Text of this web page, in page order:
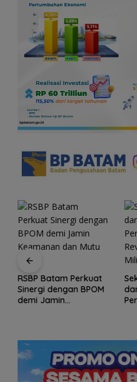
RSBP Batam Perkuat
Sinergi dengan BPOM
demi Jamin